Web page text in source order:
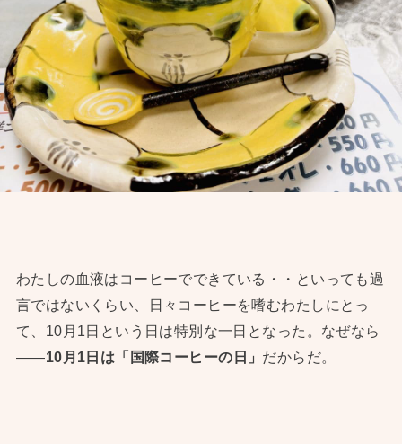
わたしの血液はコーヒーでできている・・といっても過
言ではないくらい、日々コーヒーを嗜むわたしにとっ
て、10月1日という日は特別な一日となった。なぜなら
——10月1日は「国際コーヒーの日」 だからだ。